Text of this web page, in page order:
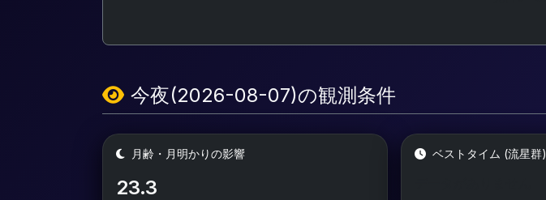
今夜(2026-08-07)の観測条件
月齢・月明かりの影響
23.3
ベストタイム (流星群)